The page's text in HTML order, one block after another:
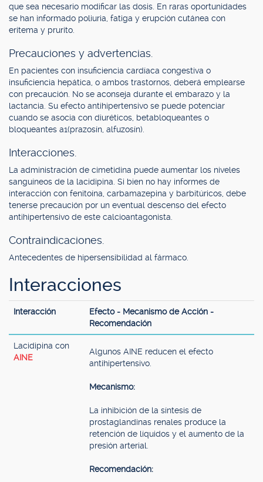
que sea necesario modificar las dosis. En raras oportunidades
se han informado poliuria, fatiga y erupción cutánea con
eritema y prurito.
Precauciones y advertencias.
En pacientes con insuficiencia cardíaca congestiva o
insuficiencia hepática, o ambos trastornos, deberá emplearse
con precaución. No se aconseja durante el embarazo y la
lactancia. Su efecto antihipertensivo se puede potenciar
cuando se asocia con diuréticos, betabloqueantes o
bloqueantes a1(prazosín, alfuzosín).
Interacciones.
La administración de cimetidina puede aumentar los niveles
sanguíneos de la lacidipina. Si bien no hay informes de
interacción con fenitoína, carbamazepina y barbitúricos, debe
tenerse precaución por un eventual descenso del efecto
antihipertensivo de este calcioantagonista.
Contraindicaciones.
Antecedentes de hipersensibilidad al fármaco.
Interacciones
Interacción
Efecto - Mecanismo de Acción -
Recomendación
Lacidipina con
AINE
Algunos AINE reducen el efecto
antihipertensivo.
Mecanismo:
La inhibición de la síntesis de
prostaglandinas renales produce la
retención de líquidos y el aumento de la
presión arterial.
Recomendación: